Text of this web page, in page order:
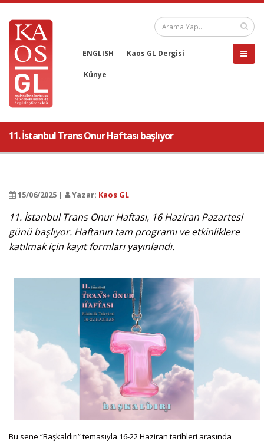
ENGLISH Kaos GL Dergisi
Künye
11. İstanbul Trans Onur Haftası başlıyor
15/06/2025 | Yazar: Kaos GL
11. İstanbul Trans Onur Haftası, 16 Haziran Pazartesi
günü başlıyor. Haftanın tam programı ve etkinliklere
katılmak için kayıt formları yayınlandı.
Bu sene “Başkaldırı” temasıyla 16-22 Haziran tarihleri arasında